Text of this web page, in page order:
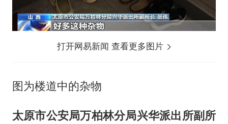
打开网易新闻 查看更多图片
图为楼道中的杂物
太原市公安局万柏林分局兴华派出所副所